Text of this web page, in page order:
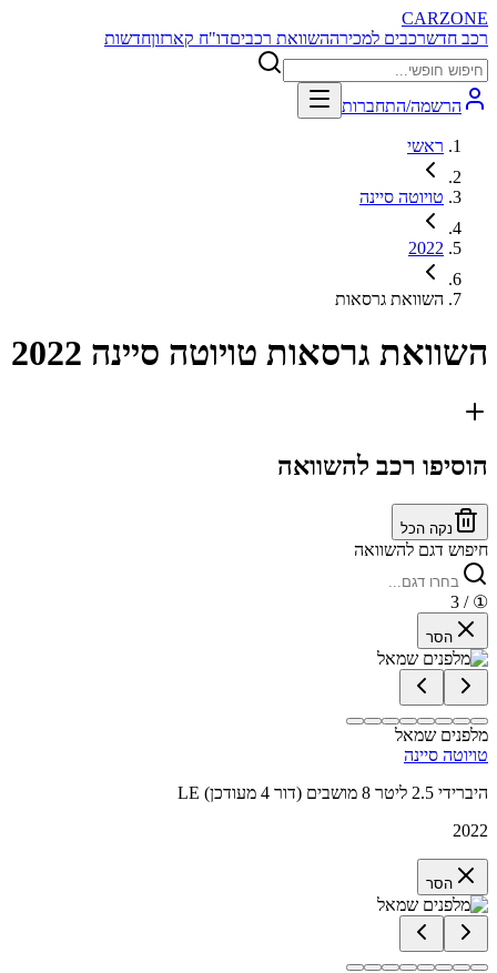
CARZONE
רכב חדשרכבים למכירההשוואת רכביםדו"ח קארזוןחדשות
הרשמה/התחברות
ראשי
טויוטה סיינה
2022
השוואת גרסאות
השוואת גרסאות טויוטה סיינה 2022
הוסיפו רכב להשוואה
נקה הכל
חיפוש דגם להשוואה
①
/ 3
הסר
מלפנים שמאל
טויוטה סיינה
LE היברידי 2.5 ליטר 8 מושבים (דור 4 מעודכן)
2022
הסר